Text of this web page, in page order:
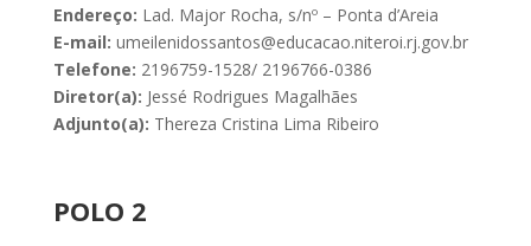
Endereço: Lad. Major Rocha, s/nº – Ponta d’Areia
E-mail: umeilenidossantos@educacao.niteroi.rj.gov.br
Telefone: 2196759-1528/ 2196766-0386
Diretor(a): Jessé Rodrigues Magalhães
Adjunto(a): Thereza Cristina Lima Ribeiro
POLO 2